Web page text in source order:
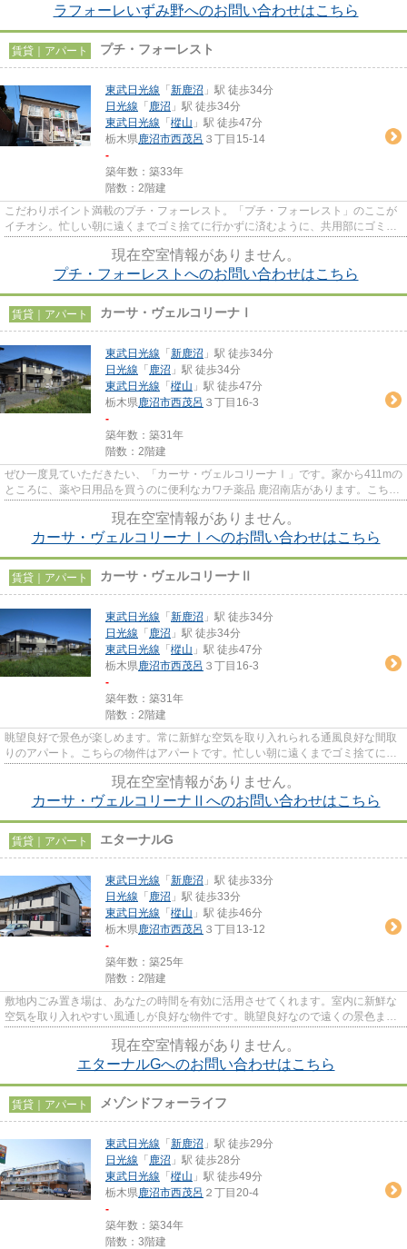
ラフォーレいずみ野へのお問い合わせはこちら
賃貸｜アパート プチ・フォーレスト
東武日光線 「 新鹿沼 」駅 徒歩34分
日光線 「 鹿沼 」駅 徒歩34分
東武日光線 「 樅山 」駅 徒歩47分
栃木県鹿沼市西茂呂 ３丁目15-14
-
築年数：築33年
階数：2階建
こだわりポイント満載のプチ・フォーレスト。「プチ・フォーレスト」のここが
イチオシ。忙しい朝に遠くまでゴミ捨てに行かずに済むように、共用部にゴミ置
現在空室情報がありません。
プチ・フォーレストへのお問い合わせはこちら
賃貸｜アパート カーサ・ヴェルコリーナⅠ
東武日光線 「 新鹿沼 」駅 徒歩34分
日光線 「 鹿沼 」駅 徒歩34分
東武日光線 「 樅山 」駅 徒歩47分
栃木県鹿沼市西茂呂 ３丁目16-3
-
築年数：築31年
階数：2階建
ぜひ一度見ていただきたい、「カーサ・ヴェルコリーナⅠ」です。家から411mの
ところに、薬や日用品を買うのに便利なカワチ薬品 鹿沼南店があります。こちら
現在空室情報がありません。
カーサ・ヴェルコリーナⅠへのお問い合わせはこちら
賃貸｜アパート カーサ・ヴェルコリーナⅡ
東武日光線 「 新鹿沼 」駅 徒歩34分
日光線 「 鹿沼 」駅 徒歩34分
東武日光線 「 樅山 」駅 徒歩47分
栃木県鹿沼市西茂呂 ３丁目16-3
-
築年数：築31年
階数：2階建
眺望良好で景色が楽しめます。常に新鮮な空気を取り入れられる通風良好な間取
りのアパート。こちらの物件はアパートです。忙しい朝に遠くまでゴミ捨てに行
現在空室情報がありません。
カーサ・ヴェルコリーナⅡへのお問い合わせはこちら
賃貸｜アパート エターナルG
東武日光線 「 新鹿沼 」駅 徒歩33分
日光線 「 鹿沼 」駅 徒歩33分
東武日光線 「 樅山 」駅 徒歩46分
栃木県鹿沼市西茂呂 ３丁目13-12
-
築年数：築25年
階数：2階建
敷地内ごみ置き場は、あなたの時間を有効に活用させてくれます。室内に新鮮な
空気を取り入れやすい風通しが良好な物件です。眺望良好なので遠くの景色まで
現在空室情報がありません。
エターナルGへのお問い合わせはこちら
賃貸｜アパート メゾンドフォーライフ
東武日光線 「 新鹿沼 」駅 徒歩29分
日光線 「 鹿沼 」駅 徒歩28分
東武日光線 「 樅山 」駅 徒歩49分
栃木県鹿沼市西茂呂 ２丁目20-4
-
築年数：築34年
階数：3階建